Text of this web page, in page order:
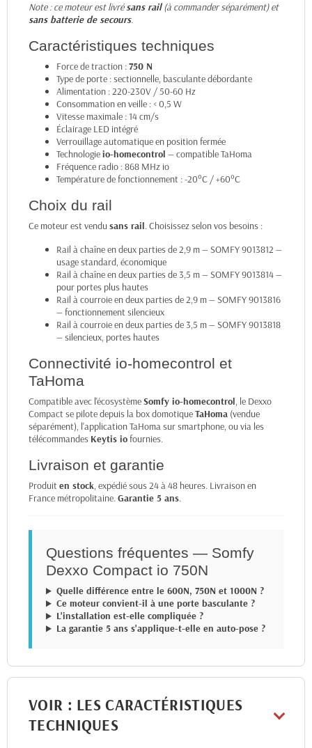
Note : ce moteur est livrésans rail(à commander séparément) et
sans batterie de secours.
Caractéristiques techniques
Force de traction :750 N
Type de porte : sectionnelle, basculante débordante
Alimentation : 220-230V / 50-60 Hz
Consommation en veille : < 0,5 W
Vitesse maximale : 14 cm/s
Éclairage LED intégré
Verrouillage automatique en position fermée
Technologieio-homecontrol — compatible TaHoma
Fréquence radio : 868 MHz io
Température de fonctionnement : -20°C / +60°C
Choix du rail
Ce moteur est vendusans rail. Choisissez selon vos besoins :
Rail à chaîne en deux parties de 2,9 m — SOMFY 9013812 —
usage standard, économique
Rail à chaîne en deux parties de 3,5 m — SOMFY 9013814—
pour portes plus hautes
Rail à courroie en deux parties de 2,9 m — SOMFY 9013816
— fonctionnement silencieux
Rail à courroie en deux parties de 3,5 m — SOMFY 9013818
— silencieux, portes hautes
Connectivité io-homecontrol et
TaHoma
Compatible avec l'écosystèmeSomfy io-homecontrol, le Dexxo
Compact se pilote depuis la box domotiqueTaHoma (vendue
séparément), l'application TaHoma sur smartphone, ou via les
télécommandes Keytis iofournies.
Livraison et garantie
Produit en stock, expédié sous 24 à 48 heures. Livraison en
France métropolitaine.Garantie 5 ans.
Questions fréquentes — Somfy
Dexxo Compact io 750N
Quelle différence entre le 600N, 750N et 1000N ?
Ce moteur convient-il à une porte basculante ?
L'installation est-elle compliquée ?
La garantie 5 ans s'applique-t-elle en auto-pose ?
VOIR : LES CARACTÉRISTIQUES
TECHNIQUES